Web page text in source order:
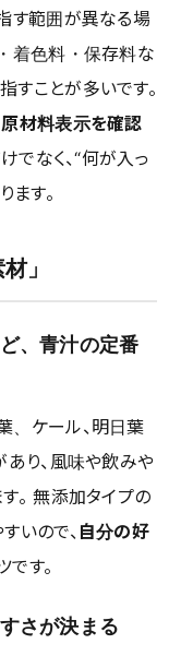
す範囲が異なる場
着色料・保存料な
すことが多いです。
原材料表示を確認
でなく、“何が入っ
ます。
」
、青汁の定番
、ケール、明日葉
あり、風味や飲みや
。 無添加タイプの
いので、自分の好
す。
さが決まる